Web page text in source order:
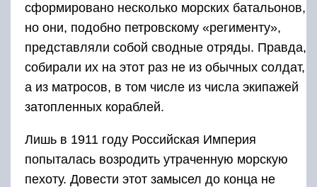
сформировано несколько морских батальонов,
но они, подобно петровскому «регименту»,
представляли собой сводные отряды. Правда,
собирали их на этот раз не из обычных солдат,
а из матросов, в том числе из числа экипажей
затопленных кораблей.
Лишь в 1911 году Российская Империя
попыталась возродить утраченную морскую
пехоту. Довести этот замысел до конца не